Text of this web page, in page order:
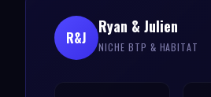
R&J
Ryan & Julien
NICHE BTP & HABITAT